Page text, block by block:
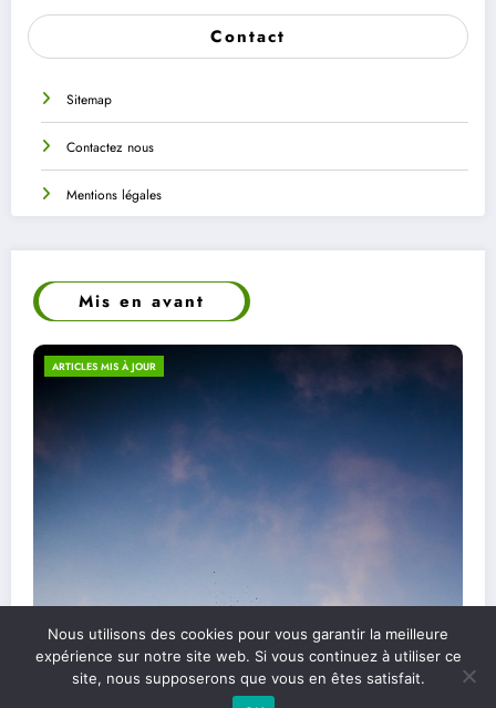
Contact
Sitemap
Contactez nous
Mentions légales
Mis en avant
ECO-RESPONSABILITÉ
Les différents types de soins énergétiques et
comment les choisir
Nous utilisons des cookies pour vous garantir la meilleure
expérience sur notre site web. Si vous continuez à utiliser ce
site, nous supposerons que vous en êtes satisfait.